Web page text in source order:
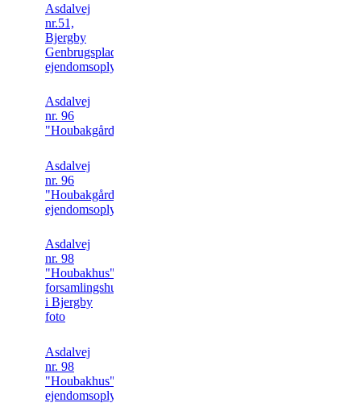
Asdalvej
nr.51,
Bjergby
Genbrugsplads
ejendomsoplysning
Asdalvej
nr. 96
"Houbakgård" foto
Asdalvej
nr. 96
"Houbakgård"
ejendomsoplysninger
Asdalvej
nr. 98
"Houbakhus" Første
forsamlingshus
i Bjergby
foto
Asdalvej
nr. 98
"Houbakhus"
ejendomsoplysninger